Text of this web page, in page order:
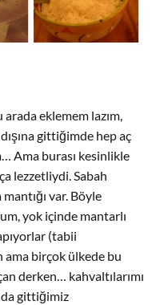
eklemem lazım,
gittiğimde hep aç
Ama burası kesinlikle
lezzetliydi. Sabah
var. Böyle
yok içinde mantarlı
(tabii
birçok ülkede bu
derken… kahvaltılarımı
gittiğimiz